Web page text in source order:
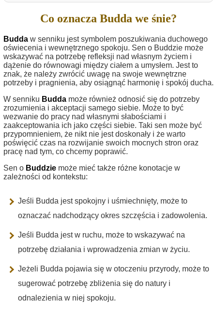
Co oznacza Budda we śnie?
Budda w senniku jest symbolem poszukiwania duchowego
oświecenia i wewnętrznego spokoju. Sen o Buddzie może
wskazywać na potrzebę refleksji nad własnym życiem i
dążenie do równowagi między ciałem a umysłem. Jest to
znak, że należy zwrócić uwagę na swoje wewnętrzne
potrzeby i pragnienia, aby osiągnąć harmonię i spokój ducha.
W senniku Budda może również odnosić się do potrzeby
zrozumienia i akceptacji samego siebie. Może to być
wezwanie do pracy nad własnymi słabościami i
zaakceptowania ich jako części siebie. Taki sen może być
przypomnieniem, że nikt nie jest doskonały i że warto
poświęcić czas na rozwijanie swoich mocnych stron oraz
pracę nad tym, co chcemy poprawić.
Sen o Buddzie może mieć także różne konotacje w
zależności od kontekstu:
Jeśli Budda jest spokojny i uśmiechnięty, może to
oznaczać nadchodzący okres szczęścia i zadowolenia.
Jeśli Budda jest w ruchu, może to wskazywać na
potrzebę działania i wprowadzenia zmian w życiu.
Jeżeli Budda pojawia się w otoczeniu przyrody, może to
sugerować potrzebę zbliżenia się do natury i
odnalezienia w niej spokoju.